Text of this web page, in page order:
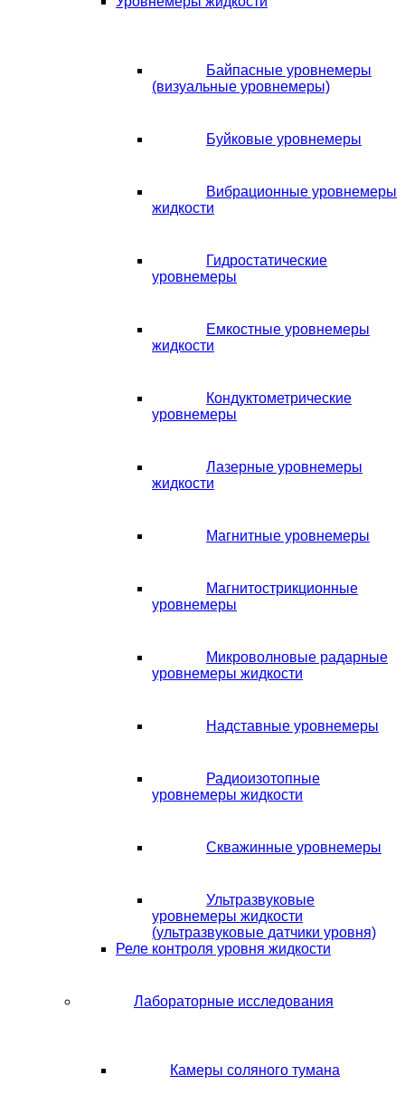
Байпасные уровнемеры
(визуальные уровнемеры)
Буйковые уровнемеры
Вибрационные уровнемеры
жидкости
Гидростатические
уровнемеры
Емкостные уровнемеры
жидкости
Кондуктометрические
уровнемеры
Лазерные уровнемеры
жидкости
Магнитные уровнемеры
Магнитострикционные
уровнемеры
Микроволновые радарные
уровнемеры жидкости
Надставные уровнемеры
Радиоизотопные
уровнемеры жидкости
Скважинные уровнемеры
Ультразвуковые
уровнемеры жидкости
(ультразвуковые датчики уровня)
Реле контроля уровня жидкости
Лабораторные исследования
Камеры соляного тумана